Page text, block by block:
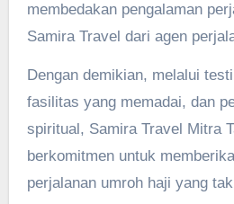
membedakan pengalaman
Samira Travel dari agen
Dengan demikian, melalui
fasilitas yang memadai, dan
spiritual, Samira Travel Mitra
berkomitmen untuk
perjalanan umroh haji yang